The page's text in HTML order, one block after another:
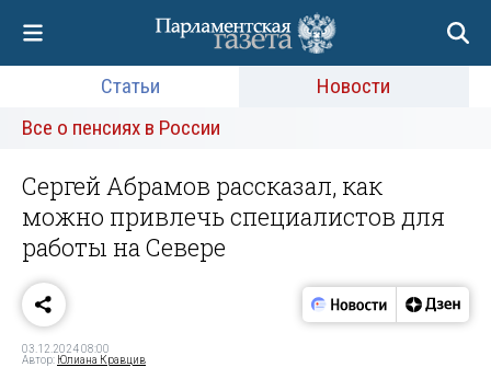
Статьи
Новости
Все о пенсиях в России
Сергей Абрамов рассказал, как
можно привлечь специалистов для
работы на Севере
03.12.2024 08:00
Автор: Юлиана Кравцив